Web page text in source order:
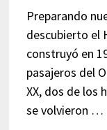
Preparando
descubierto el
construyó en
pasajeros del
XX, dos de los
se volvieron …